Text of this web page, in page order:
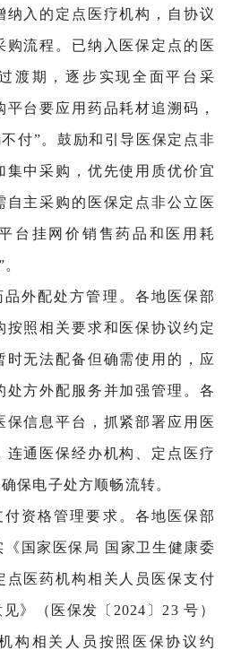
纳入的定点医疗机构，自协议
购流程。已纳入医保定点的医
渡期，逐步实现全面平台采
台要应用药品耗材追溯码，
付”。鼓励和引导医保定点非
集中采购，优先使用质优价宜
自主采购的医保定点非公立医
台挂网价销售药品和医用耗
品外配处方管理。各地医保部
按照相关要求和医保协议约定
时无法配备但确需使用的，应
处方外配服务并加强管理。各
保信息平台，抓紧部署应用医
连通医保经办机构、定点医疗
保电子处方顺畅流转。
付资格管理要求。各地医保部
国家医保局 国家卫生健康委
点医药机构相关人员医保支付
》（医保发〔2024〕23 号）
构相关人员按照医保协议约